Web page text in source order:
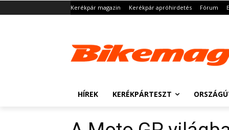
Kerékpár magazin Kerékpár apróhirdetés Fórum
HÍREK KERÉKPÁRTESZT